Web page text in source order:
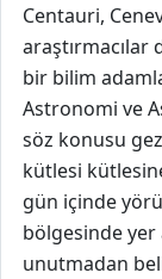
Centauri,
araştırmacılar
bir bilim
Astronomi ve
söz konusu
kütlesi
gün içinde
bölgesinde yer
unutmadan